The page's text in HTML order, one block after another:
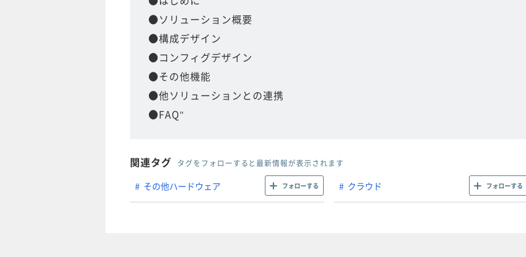
●ソリューション概要
●構成デザイン
●コンフィグデザイン
●その他機能
●他ソリューションとの連携
●FAQ"
関連タグ タグをフォローすると最新情報が表示されます
その他ハードウェア フォローする クラウド フォローする